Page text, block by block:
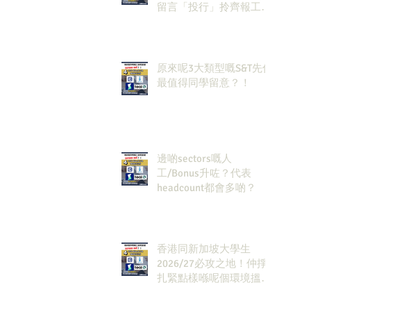
留言「投行」拎齊報工
原來呢3大類型嘅S&T先係
最值得同學留意？！
邊啲sectors嘅人
工/Bonus升咗？代表
headcount都會多啲？
香港同新加坡大學生
2026/27必攻之地！仲掙
扎緊點樣喺呢個環境搵到